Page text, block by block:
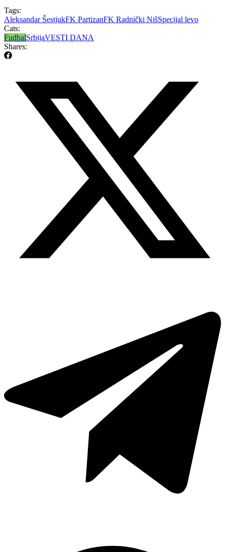
Tags:
Aleksandar ŠestjukFK PartizanFK Radnički NišSpecijal levo
Cats:
FudbalSrbijaVESTI DANA
Shares: